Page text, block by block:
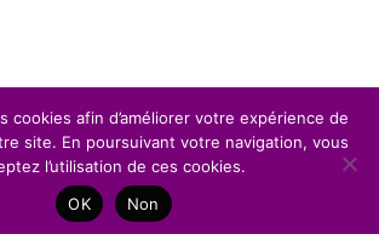
– 2026 – Tous droits réservés-
RéalisationBENEFITS WEB
légalesPolitique de confidentialité
cookies afin d’améliorer votre expérience de
site. En poursuivant votre navigation, vous
l’utilisation de ces cookies.
OK
Non